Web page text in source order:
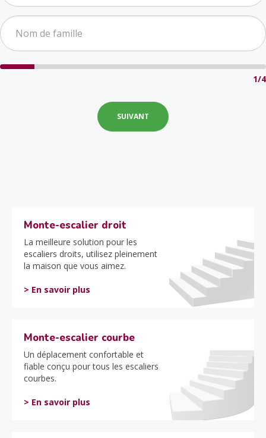
1/4
Monte-escalier droit
La meilleure solution pour les
escaliers droits, utilisez pleinement
la maison que vous aimez.
> En savoir plus
Monte-escalier courbe
Un déplacement confortable et
fiable conçu pour tous les escaliers
courbes.
> En savoir plus